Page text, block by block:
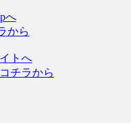
から
チラから